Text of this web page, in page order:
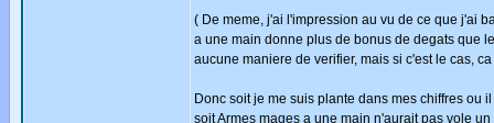
( De meme, j'ai l'impression au vu de ce que j'ai
a une main donne plus de bonus de degats que
aucune maniere de verifier, mais si c'est le cas,
Donc soit je me suis plante dans mes chiffres ou
soit Armes mages a une main n'aurait pas vole